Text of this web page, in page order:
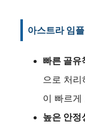
아스트라 임
빠른 골유
으로 처
이 빠르게
높은 안정